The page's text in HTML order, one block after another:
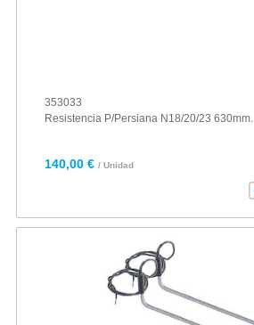
353033
Resistencia P/Persiana N18/20/23 630mm.
140,00 € / Unidad